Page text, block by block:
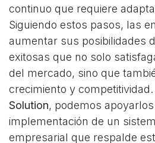
continuo que requiere
Siguiendo estos pasos, las
aumentar sus posibilidades
exitosas que no solo
del mercado, sino que
crecimiento y competitividad.
Solution, podemos
implementación de un
empresarial que respalde